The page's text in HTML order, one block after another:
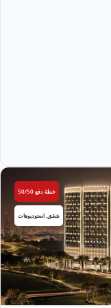
خطة دفع 50/50
شقق, استوديوهات